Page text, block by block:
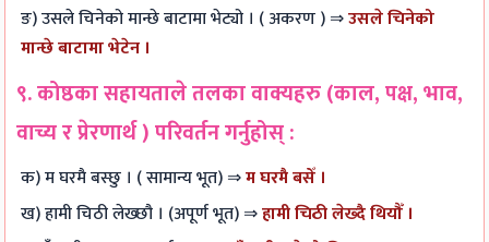
ङ) उसले चिनेको मान्छे बाटामा भेट्यो । ( अकरण ) ⇒उसले चिनेको
मान्छे बाटामा भेटेन ।
९. कोष्ठका सहायताले तलका वाक्यहरु (काल, पक्ष, भाव,
वाच्य र प्रेरणार्थ ) परिवर्तन गर्नुहोस् :
क) म घरमै बस्छु । ( सामान्य भूत) ⇒म घरमै बसेँ ।
ख) हामी चिठी लेख्छौ । (अपूर्ण भूत) ⇒हामी चिठी लेख्दै थियौँ ।